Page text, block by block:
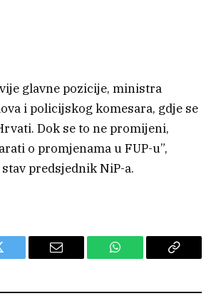
glavne pozicije, ministra
i policijskog komesara, gdje se
Dok se to ne promijeni,
o promjenama u FUP-u”,
predsjednik NiP-a.
Email WhatsApp Copy